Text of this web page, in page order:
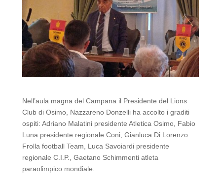
Nell’aula magna del Campana il Presidente del Lions
Club di Osimo, Nazzareno Donzelli ha accolto i graditi
ospiti: Adriano Malatini presidente Atletica Osimo, Fabio
Luna presidente regionale Coni, Gianluca Di Lorenzo
Frolla football Team, Luca Savoiardi presidente
regionale C.I.P., Gaetano Schimmenti atleta
paraolimpico mondiale.